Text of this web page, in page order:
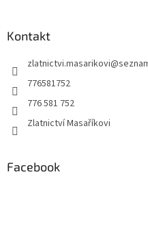
Kontakt
zlatnictvi.masarikovi@
776581752
776 581 752
Zlatnictví Masaříkovi
Facebook